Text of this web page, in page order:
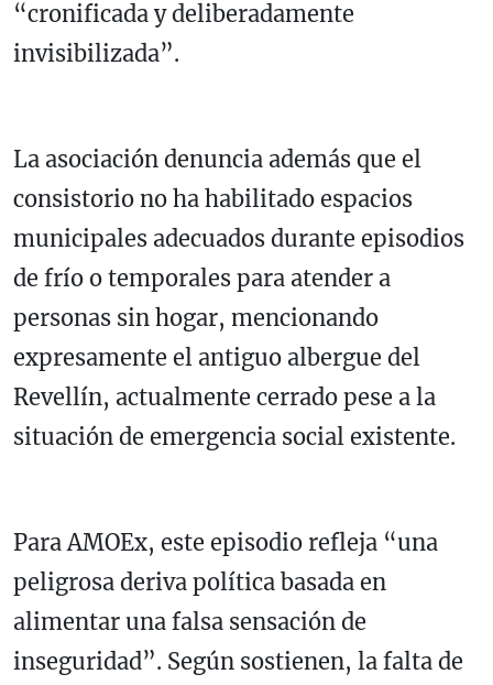
“cronificada y deliberadamente
invisibilizada”.
La asociación denuncia además que el
consistorio no ha habilitado espacios
municipales adecuados durante episodios
de frío o temporales para atender a
personas sin hogar, mencionando
expresamente el antiguo albergue del
Revellín, actualmente cerrado pese a la
situación de emergencia social existente.
Para AMOEx, este episodio refleja “una
peligrosa deriva política basada en
alimentar una falsa sensación de
inseguridad”. Según sostienen, la falta de